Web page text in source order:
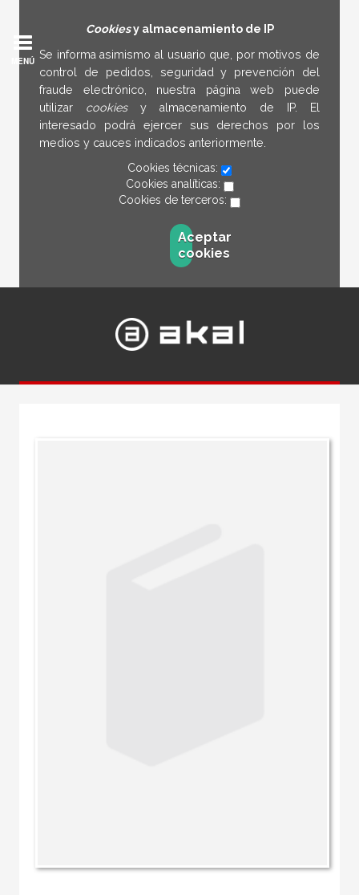
Cookiesy almacenamiento de IP
Se informa asimismo al usuario que, por motivos de
control de pedidos, seguridad y prevención del
fraude electrónico, nuestra página web puede
utilizar cookies y almacenamiento de IP. El
interesado podrá ejercer sus derechos por los
medios y cauces indicados anteriormente.
Cookies técnicas:
Cookies analíticas:
Cookies de terceros:
Aceptar
cookies
MENÚ